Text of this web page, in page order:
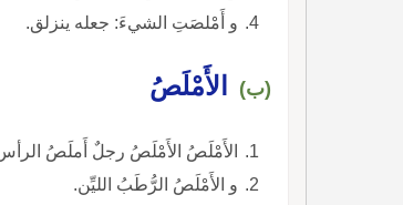
و أَمْلصَتِ الشيءَ: جعله ينزلق.
(ب) الأَمْلَصُ
الأَمْلَصُ الأَمْلَصُ رجلٌ أَملَصُ
و الأَمْلَصُ الرُّطَبُ الليِّن.